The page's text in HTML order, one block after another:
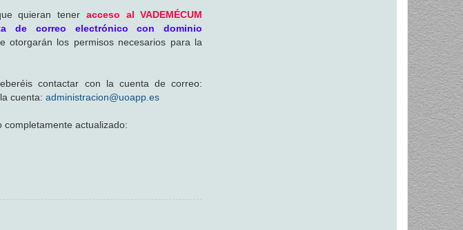
quieran tener acceso al VADEMÉCUM
de correo electrónico con dominio
otorgarán los permisos necesarios para la
contactar con la cuenta de correo:
cuenta: administracion@uoapp.es
actualizado: